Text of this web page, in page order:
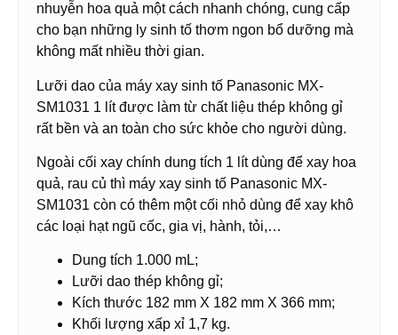
nhuyễn hoa quả một cách nhanh chóng, cung cấp
cho bạn những ly sinh tố thơm ngon bổ dưỡng mà
không mất nhiều thời gian.
Lưỡi dao của máy xay sinh tố Panasonic MX-
SM1031 1 lít được làm từ chất liệu thép không gỉ
rất bền và an toàn cho sức khỏe cho người dùng.
Ngoài cối xay chính dung tích 1 lít dùng để xay hoa
quả, rau củ thì máy xay sinh tố Panasonic MX-
SM1031 còn có thêm một cối nhỏ dùng để xay khô
các loại hạt ngũ cốc, gia vị, hành, tỏi,…
Dung tích 1.000 mL;
Lưỡi dao thép không gỉ;
Kích thước 182 mm X 182 mm X 366 mm;
Khối lượng xấp xỉ 1,7 kg.